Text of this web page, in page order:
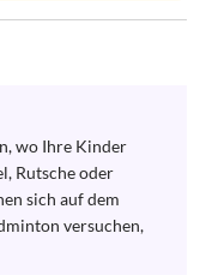
wo Ihre Kinder
Rutsche oder
sich auf dem
versuchen,